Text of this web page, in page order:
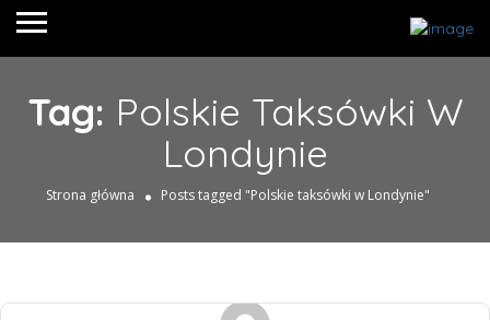
Tag: Polskie Taksówki W
Londynie
Strona główna Posts tagged "Polskie taksówki w Londynie"